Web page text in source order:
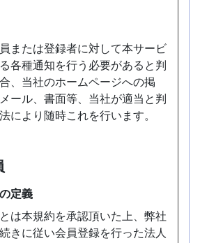
または登録者に対して本サービ
各種通知を行う必要があると判
、当社のホームページへの掲
ール、書面等、当社が適当と判
により随時これを行います。
定義
とは本規約を承認頂いた上、弊社
きに従い会員登録を行った法人